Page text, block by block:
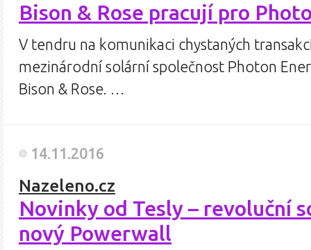
Bison & Rose pracují pro
V tendru na komunikaci chystaných
mezinárodní solární společnost Photon
Bison & Rose. …
14.11.2016
Nazeleno.cz
Novinky od Tesly – revoluční
nový Powerwall